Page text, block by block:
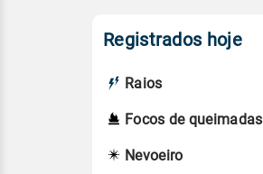
Registrados hoje
Raios
Focos de queimadas
Nevoeiro